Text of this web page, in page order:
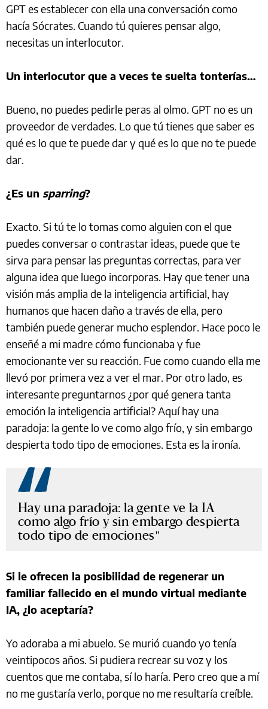
GPT es establecer con ella una conversación como
hacía Sócrates. Cuando tú quieres pensar algo,
necesitas un interlocutor.
Un interlocutor que a veces te suelta tonterías…
Bueno, no puedes pedirle peras al olmo. GPT no es un
proveedor de verdades. Lo que tú tienes que saber es
qué es lo que te puede dar y qué es lo que no te puede
dar.
¿Es un sparring?
Exacto. Si tú te lo tomas como alguien con el que
puedes conversar o contrastar ideas, puede que te
sirva para pensar las preguntas correctas, para ver
alguna idea que luego incorporas. Hay que tener una
visión más amplia de la inteligencia artificial, hay
humanos que hacen daño a través de ella, pero
también puede generar mucho esplendor. Hace poco le
enseñé a mi madre cómo funcionaba y fue
emocionante ver su reacción. Fue como cuando ella me
llevó por primera vez a ver el mar. Por otro lado, es
interesante preguntarnos ¿por qué genera tanta
emoción la inteligencia artificial? Aquí hay una
paradoja: la gente lo ve como algo frío, y sin embargo
despierta todo tipo de emociones. Esta es la ironía.
Hay una paradoja: la gente ve la IA
como algo frío y sin embargo despierta
todo tipo de emociones
Si le ofrecen la posibilidad de regenerar un
familiar fallecido en el mundo virtual mediante
IA, ¿lo aceptaría?
Yo adoraba a mi abuelo. Se murió cuando yo tenía
veintipocos años. Si pudiera recrear su voz y los
cuentos que me contaba, sí lo haría. Pero creo que a mí
no me gustaría verlo, porque no me resultaría creíble.